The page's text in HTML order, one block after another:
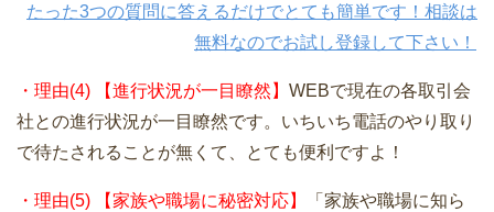
たった3つの質問に答えるだけでとても簡単です！相談は
無料なのでお試し登録して下さい！
・理由(4) 【進行状況が一目瞭然】 WEBで現在の各取引会
社との進行状況が一目瞭然です。いちいち電話のやり取り
で待たされることが無くて、とても便利ですよ！
・理由(5) 【家族や職場に秘密対応】
「家族や職場に知ら